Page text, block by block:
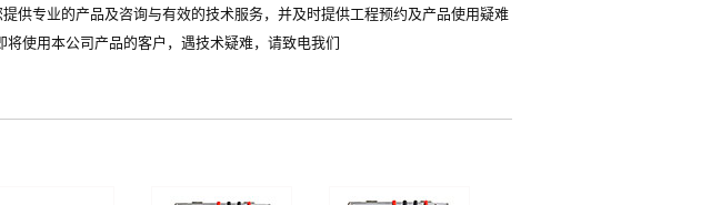
供专业的产品及咨询与有效的技术服务，并及时提供工程预约及产品使用疑难
将使用本公司产品的客户，遇技术疑难，请致电我们